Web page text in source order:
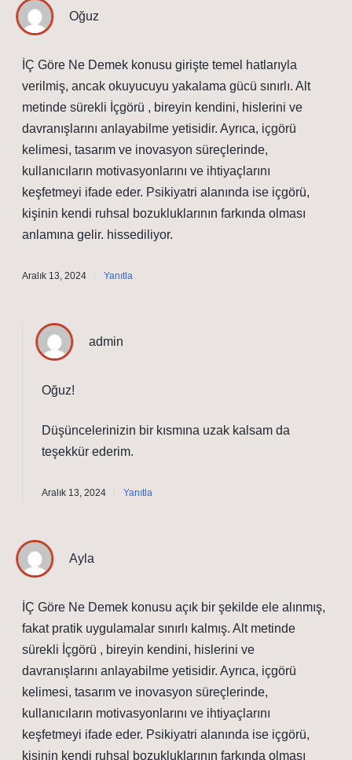
Oğuz
İÇ Göre Ne Demek konusu girişte temel hatlarıyla
verilmiş, ancak okuyucuyu yakalama gücü sınırlı. Alt
metinde sürekli İçgörü , bireyin kendini, hislerini ve
davranışlarını anlayabilme yetisidir. Ayrıca, içgörü
kelimesi, tasarım ve inovasyon süreçlerinde,
kullanıcıların motivasyonlarını ve ihtiyaçlarını
keşfetmeyi ifade eder. Psikiyatri alanında ise içgörü,
kişinin kendi ruhsal bozukluklarının farkında olması
anlamına gelir. hissediliyor.
Aralık 13, 2024 Yanıtla
admin
Oğuz!
Düşüncelerinizin bir kısmına uzak kalsam da
teşekkür ederim.
Aralık 13, 2024 Yanıtla
Ayla
İÇ Göre Ne Demek konusu açık bir şekilde ele alınmış,
fakat pratik uygulamalar sınırlı kalmış. Alt metinde
sürekli İçgörü , bireyin kendini, hislerini ve
davranışlarını anlayabilme yetisidir. Ayrıca, içgörü
kelimesi, tasarım ve inovasyon süreçlerinde,
kullanıcıların motivasyonlarını ve ihtiyaçlarını
keşfetmeyi ifade eder. Psikiyatri alanında ise içgörü,
kişinin kendi ruhsal bozukluklarının farkında olması